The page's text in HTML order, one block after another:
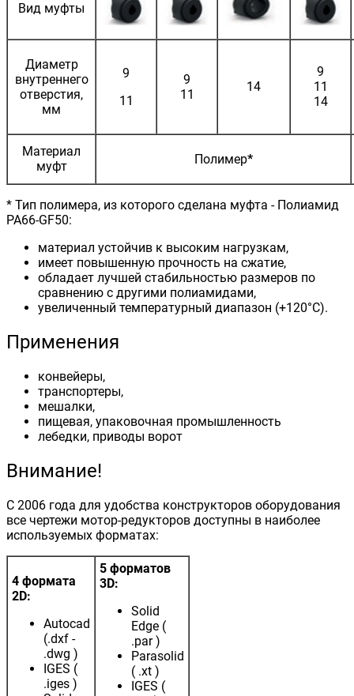
Вид муфты
Диаметр
внутреннего
отверстия,
мм
9
11
9
11
14
9
11
14
Материал
муфт
Полимер*
* Тип полимера, из которого сделана муфта - Полиамид
PA66-GF50:
материал устойчив к высоким нагрузкам,
имеет повышенную прочность на сжатие,
обладает лучшей стабильностью размеров по
сравнению с другими полиамидами,
увеличенный температурный диапазон (+120°С).
Применения
конвейеры,
транспортеры,
мешалки,
пищевая, упаковочная промышленность
лебедки, приводы ворот
Внимание!
С 2006 года для удобства конструкторов оборудования
все чертежи мотор-редукторов доступны в наиболее
используемых форматах:
4 формата
2D:
Autocad
(.dxf -
.dwg )
IGES (
.iges )
5 форматов
3D:
Solid
Edge (
.par )
Parasolid
( .xt )
IGES (